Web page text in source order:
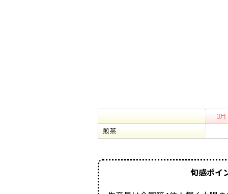
3月
煎茶
旬感ポイ